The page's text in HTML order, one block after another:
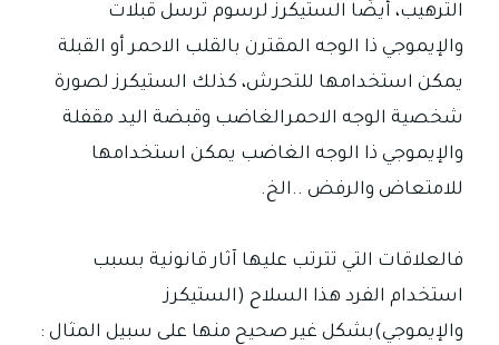
الترهيب، أيضًا الستيكرز لرسوم ترسل قبلات
والإيموجي ذا الوجه المقترن بالقلب الاحمر أو القبلة
يمكن استخدامها للتحرش، كذلك الستيكرز لصورة
شخصية الوجه الاحمرالغاضب وقبضة اليد مقفلة
والإيموجي ذا الوجه الغاضب يمكن استخدامها
للامتعاض والرفض ..الخ.
فالعلاقات التي تترتب عليها آثار قانونية بسبب
استخدام الفرد هذا السلاح (الستيكرز
والإيموجي)بشكل غير صحيح منها على سبيل المثال :